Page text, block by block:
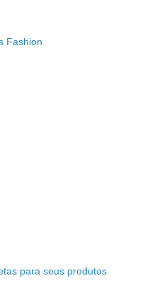
Fashion
para seus produtos